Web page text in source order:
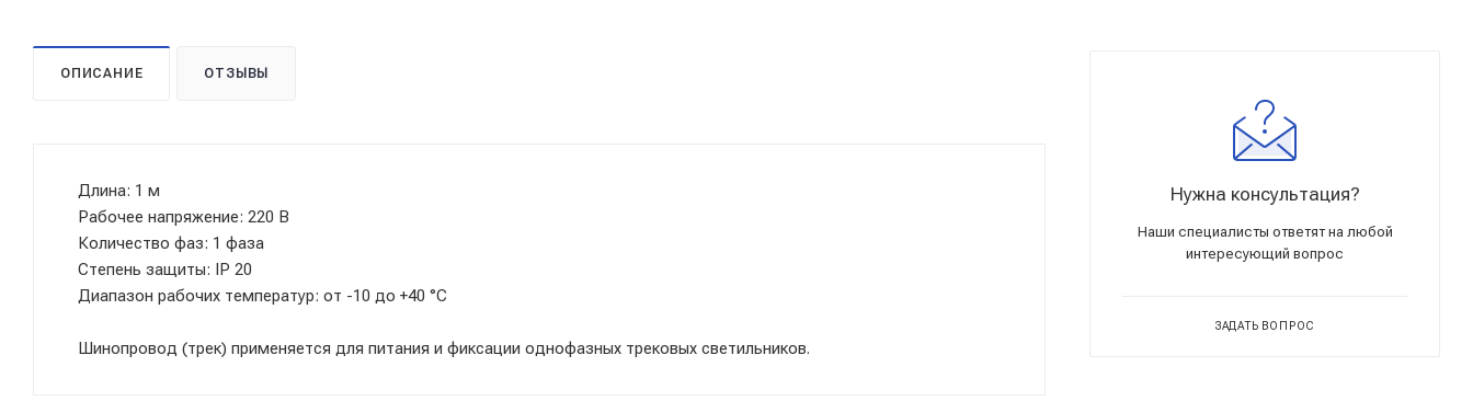
ОПИСАНИЕ ОТЗЫВЫ
Длина: 1 м
Рабочее напряжение: 220 В
Количество фаз: 1 фаза
Степень защиты: IP 20
Диапазон рабочих температур: от -10 до +40 °С
Шинопровод (трек) применяется для питания и фиксации однофазных трековых светильников.
Нужна консультация?
Наши специалисты ответят на любой
интересующий вопрос
ЗАДАТЬ ВОПРОС